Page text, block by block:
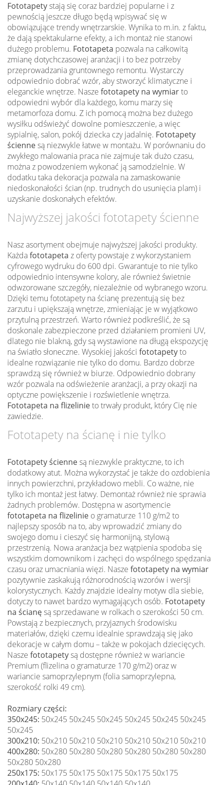
Fototapetystają się coraz bardziej popularne i z
pewnością jeszcze długo będą wpisywać się w
obowiązujące trendy wnętrzarskie. Wynika to m.in. z faktu,
że dają spektakularne efekty, a ich montaż nie stanowi
dużego problemu. Fototapeta pozwala na całkowitą
zmianę dotychczasowej aranżacji i to bez potrzeby
przeprowadzania gruntownego remontu. Wystarczy
odpowiednio dobrać wzór, aby stworzyć klimatyczne i
eleganckie wnętrze. Nasze fototapety na wymiarto
odpowiedni wybór dla każdego, komu marzy się
metamorfoza domu. Z ich pomocą można bez dużego
wysiłku odświeżyć dowolne pomieszczenie, a więc
sypialnię, salon, pokój dziecka czy jadalnię. Fototapety
ściennesą niezwykle łatwe w montażu. W porównaniu do
zwykłego malowania praca nie zajmuje tak dużo czasu,
można z powodzeniem wykonać ją samodzielnie. W
dodatku taka dekoracja pozwala na zamaskowanie
niedoskonałości ścian (np. trudnych do usunięcia plam) i
uzyskanie doskonałych efektów.
Najwyższej jakości fototapety ścienne
Nasz asortyment obejmuje najwyższej jakości produkty.
Każdafototapeta z oferty powstaje z wykorzystaniem
cyfrowego wydruku do 600 dpi. Gwarantuje to nie tylko
odpowiednio intensywne kolory, ale również świetnie
odwzorowane szczegóły, niezależnie od wybranego wzoru.
Dzięki temu fototapety na ścianę prezentują się bez
zarzutu i upiększają wnętrze, zmieniając je w wyjątkowo
przytulną przestrzeń. Warto również podkreślić, że są
doskonale zabezpieczone przed działaniem promieni UV,
dlatego nie blakną, gdy są wystawione na długą ekspozycję
na światło słoneczne. Wysokiej jakości fototapetyto
idealne rozwiązanie nie tylko do domu. Bardzo dobrze
sprawdzą się również w biurze. Odpowiednio dobrany
wzór pozwala na odświeżenie aranżacji, a przy okazji na
optyczne powiększenie i rozświetlenie wnętrza.
Fototapeta na flizelinieto trwały produkt, który Cię nie
zawiedzie.
Fototapety na ścianę i nie tylko
Fototapety ściennesą niezwykle praktyczne, to ich
dodatkowy atut. Można wykorzystać je także do ozdobienia
innych powierzchni, przykładowo mebli. Co ważne, nie
tylko ich montaż jest łatwy. Demontaż również nie sprawia
żadnych problemów. Dostępna w asortymencie
fototapeta na flizelinie o gramaturze 110 g/m2 to
najlepszy sposób na to, aby wprowadzić zmiany do
swojego domu i cieszyć się harmonijną, stylową
przestrzenią. Nowa aranżacja bez wątpienia spodoba się
wszystkim domownikom i zachęci do wspólnego spędzania
czasu oraz umacniania więzi. Nasze fototapety na wymiar
pozytywnie zaskakują różnorodnością wzorów i wersji
kolorystycznych. Każdy znajdzie idealny motyw dla siebie,
dotyczy to nawet bardzo wymagających osób. Fototapety
na ścianęsą sprzedawane w rolkach o szerokości 50 cm.
Powstają z bezpiecznych, przyjaznych środowisku
materiałów, dzięki czemu idealnie sprawdzają się jako
dekoracje w całym domu – także w pokojach dziecięcych.
Nasze fototapetysą dostępne również w wariancie
Premium (flizelina o gramaturze 170 g/m2) oraz w
wariancie samoprzylepnym (folia samoprzylepna,
szerokość rolki 49 cm).
Rozmiary części:
350x245: 50x245 50x245 50x245 50x245 50x245 50x245
50x245
300x210: 50x210 50x210 50x210 50x210 50x210 50x210
400x280: 50x280 50x280 50x280 50x280 50x280 50x280
50x280 50x280
250x175: 50x175 50x175 50x175 50x175 50x175